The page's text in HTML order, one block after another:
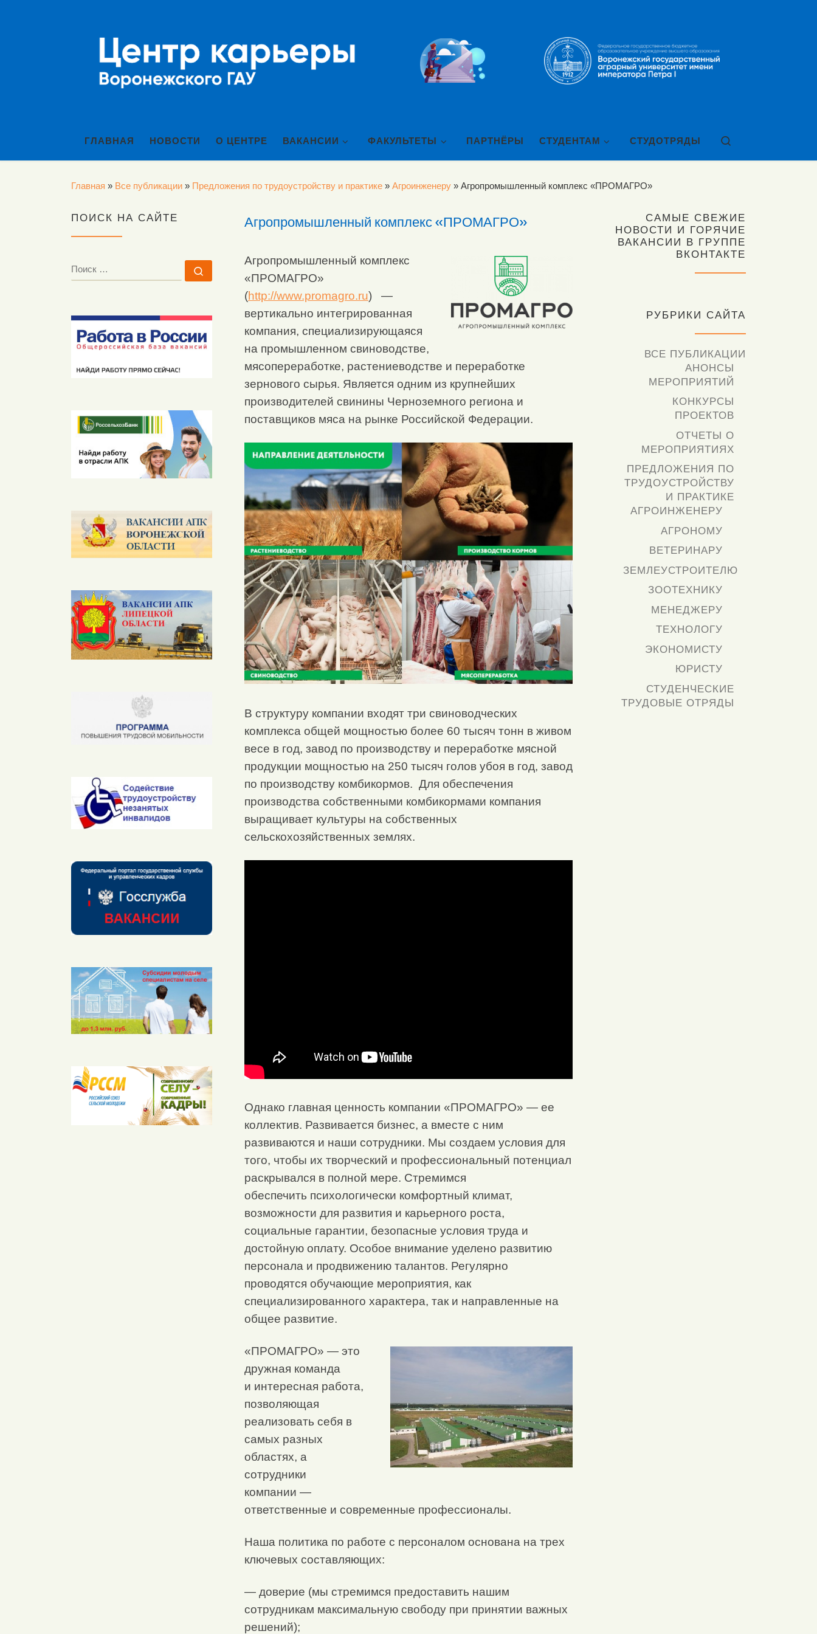
ГЛАВНАЯ НОВОСТИ О ЦЕНТРЕ ВАКАНСИИ ФАКУЛЬТЕТЫ ПАРТНЁРЫ СТУДЕНТАМ СТУДОТРЯДЫ
Главная » Все публикации » Предложения по трудоустройству и практике » Агроинженеру » Агропромышленный комплекс «ПРОМАГРО»
Агропромышленный комплекс «ПРОМАГРО»
Агропромышленный комплекс
«ПРОМАГРО»
(http://www.promagro.ru) —
вертикально интегрированная
компания, специализирующаяся
на промышленном свиноводстве,
мясопереработке, растениеводстве и переработке
зернового сырья. Является одним из крупнейших
производителей свинины Черноземного региона и
поставщиков мяса на рынке Российской Федерации.
В структуру компании входят три свиноводческих
комплекса общей мощностью более 60 тысяч тонн в живом
весе в год, завод по производству и переработке мясной
продукции мощностью на 250 тысяч голов убоя в год, завод
по производству комбикормов. Для обеспечения
производства собственными комбикормами компания
выращивает культуры на собственных
сельскохозяйственных землях.
Однако главная ценность компании «ПРОМАГРО» — ее
коллектив. Развивается бизнес, а вместе с ним
развиваются и наши сотрудники. Мы создаем условия для
того, чтобы их творческий и профессиональный потенциал
раскрывался в полной мере. Стремимся
обеспечить психологически комфортный климат,
возможности для развития и карьерного роста,
социальные гарантии, безопасные условия труда и
достойную оплату. Особое внимание уделено развитию
персонала и продвижению талантов. Регулярно
проводятся обучающие мероприятия, как
специализированного характера, так и направленные на
общее развитие.
«ПРОМАГРО» — это
дружная команда
и интересная работа,
позволяющая
реализовать себя в
самых разных
областях, а
сотрудники
компании —
ответственные и современные профессионалы.
Наша политика по работе с персоналом основана на трех
ключевых составляющих:
— доверие (мы стремимся предоставить нашим
сотрудникам максимальную свободу при принятии важных
решений);
ПОИСК НА САЙТЕ
ПОИСК
САМЫЕ СВЕЖИЕ
НОВОСТИ И ГОРЯЧИЕ
ВАКАНСИИ В ГРУППЕ
ВКОНТАКТЕ
РУБРИКИ САЙТА
ВСЕ ПУБЛИКАЦИИ
АНОНСЫ
МЕРОПРИЯТИЙ
КОНКУРСЫ
ПРОЕКТОВ
ОТЧЕТЫ О
МЕРОПРИЯТИЯХ
ПРЕДЛОЖЕНИЯ ПО
ТРУДОУСТРОЙСТВУ
И ПРАКТИКЕ
АГРОИНЖЕНЕРУ
АГРОНОМУ
ВЕТЕРИНАРУ
ЗЕМЛЕУСТРОИТЕЛЮ
ЗООТЕХНИКУ
МЕНЕДЖЕРУ
ТЕХНОЛОГУ
ЭКОНОМИСТУ
ЮРИСТУ
СТУДЕНЧЕСКИЕ
ТРУДОВЫЕ ОТРЯДЫ